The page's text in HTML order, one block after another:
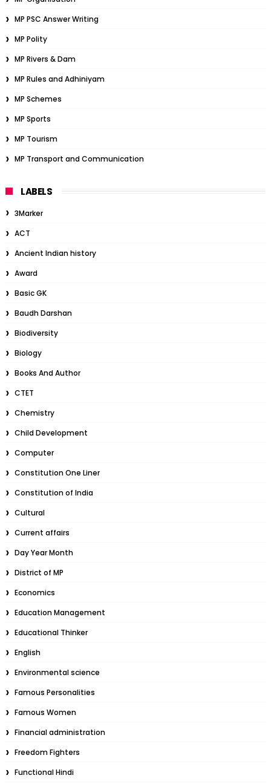
MP PSC Answer Writing
MP Polity
MP Rivers & Dam
MP Rules and Adhiniyam
MP Schemes
MP Sports
MP Tourism
MP Transport and Communication
LABELS
3Marker
ACT
Ancient Indian history
Award
Basic GK
Baudh Darshan
Biodiversity
Biology
Books And Author
CTET
Chemistry
Child Development
Computer
Constitution One Liner
Constitution of India
Cultural
Current affairs
Day Year Month
District of MP
Economics
Education Management
Educational Thinker
English
Environmental science
Famous Personalities
Famous Women
Financial administration
Freedom Fighters
Functional Hindi